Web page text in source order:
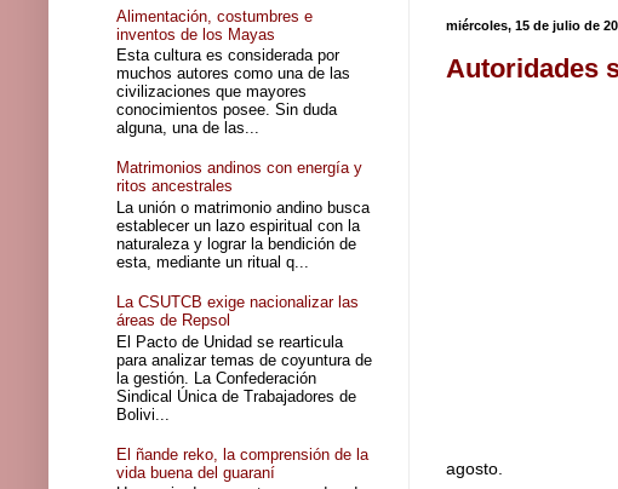
miércoles, 15 de julio de
Autoridades
agosto.
Alimentación, costumbres e
inventos de los Mayas
Esta cultura es considerada por
muchos autores como una de las
civilizaciones que mayores
conocimientos posee. Sin duda
alguna, una de las...
Matrimonios andinos con energía y
ritos ancestrales
La unión o matrimonio andino busca
establecer un lazo espiritual con la
naturaleza y lograr la bendición de
esta, mediante un ritual q...
La CSUTCB exige nacionalizar las
áreas de Repsol
El Pacto de Unidad se rearticula
para analizar temas de coyuntura de
la gestión. La Confederación
Sindical Única de Trabajadores de
Bolivi...
El ñande reko, la comprensión de la
vida buena del guaraní